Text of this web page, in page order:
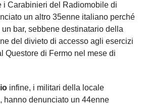
i Carabinieri del Radiomobile di
un altro 35enne italiano perché
un bar, sebbene destinatario della
del divieto di accesso agli esercizi
Questore di Fermo nel mese di
infine, i militari della locale
hanno denunciato un 44enne